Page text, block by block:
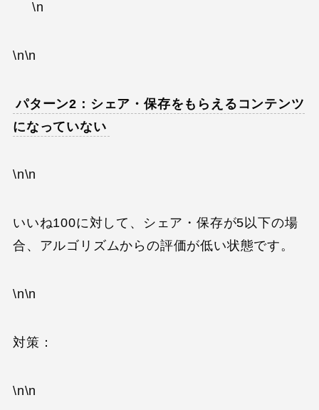
\n
\n\n
パターン2：シェア・保存をもらえるコンテンツ
になっていない
\n\n
いいね100に対して、シェア・保存が5以下の場
合、アルゴリズムからの評価が低い状態です。
\n\n
対策：
\n\n